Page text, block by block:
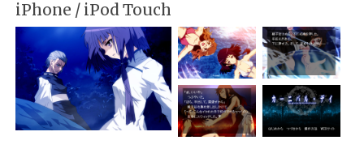
iPhone / iPod Touch